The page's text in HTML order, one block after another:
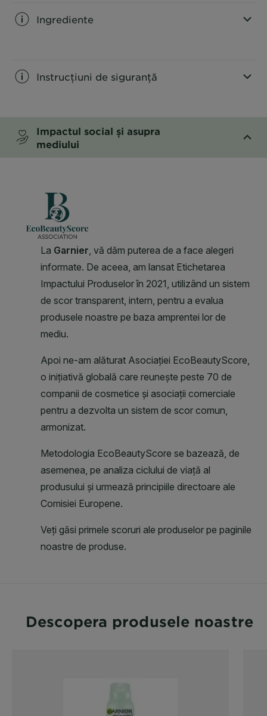
Ingrediente
Instrucțiuni de siguranță
Impactul social și asupra
mediului
Descopera produsele noastre